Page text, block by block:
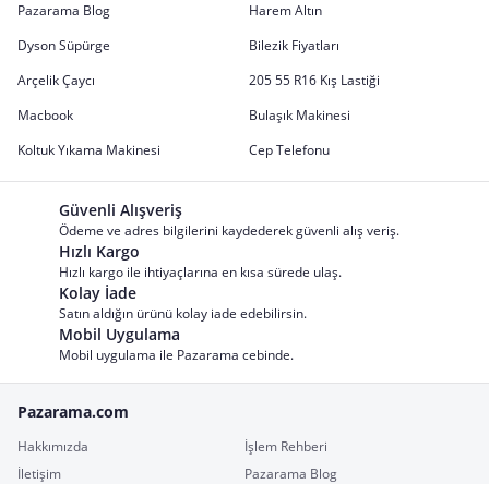
Pazarama Blog
Harem Altın
Dyson Süpürge
Bilezik Fiyatları
Arçelik Çaycı
205 55 R16 Kış Lastiği
Macbook
Bulaşık Makinesi
Koltuk Yıkama Makinesi
Cep Telefonu
Güvenli Alışveriş
Ödeme ve adres bilgilerini kaydederek güvenli alış veriş.
Hızlı Kargo
Hızlı kargo ile ihtiyaçlarına en kısa sürede ulaş.
Kolay İade
Satın aldığın ürünü kolay iade edebilirsin.
Mobil Uygulama
Mobil uygulama ile Pazarama cebinde.
Pazarama.com
Hakkımızda
İşlem Rehberi
İletişim
Pazarama Blog